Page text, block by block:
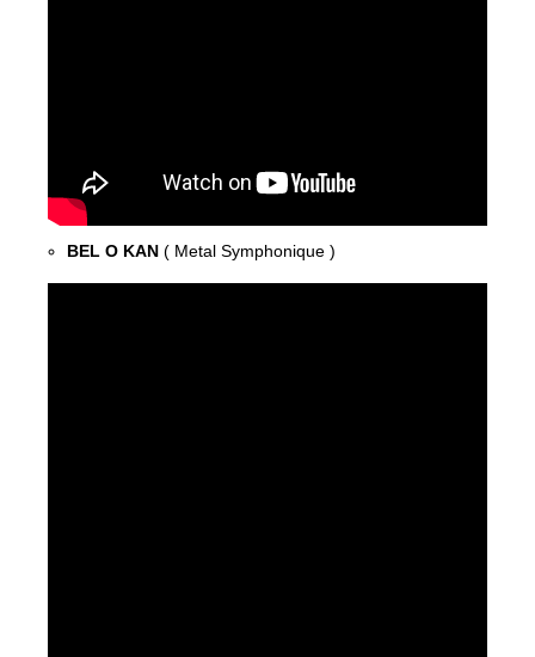
BEL O KAN ( Metal Symphonique )